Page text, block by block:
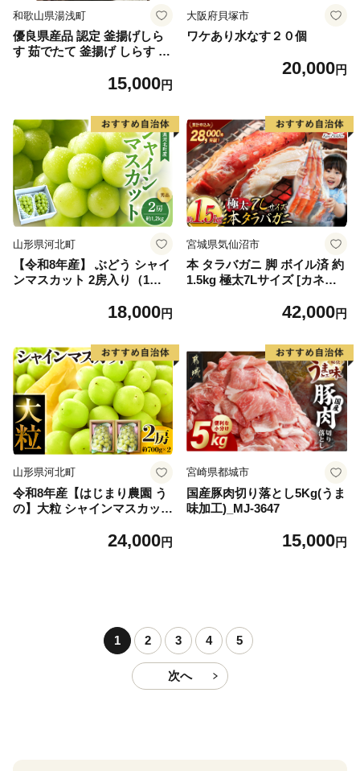
和歌山県湯浅町
優良県産品 認定 釜揚げしら
す 茹でたて 釜揚げ しらす 無
国産 海の幸 海鮮 魚介 紀州湯
無料_C6035n
15,000円
大阪府貝塚市
ワケあり水なす２０個
20,000円
山形県河北町
【令和8年産】 ぶどう シャイ
ンマスカット 2房入り（1房6
産【山形eLab】 ka074-023-r
18,000円
宮城県気仙沼市
本 タラバガニ 脚 ボイル済 約
1.5kg 極太7Lサイズ [カネダ
6] カニ かに 蟹 たらばがに た
42,000円
山形県河北町
令和8年産【はじまり農園 う
の】大粒 シャインマスカット
河北町産 【河北町観光物産協
24,000円
宮崎県都城市
国産豚肉切り落とし5Kg(うま
味加工)_MJ-3647
15,000円
1 2 3 4 5
次へ